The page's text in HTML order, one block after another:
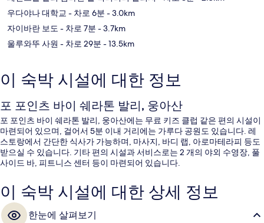
우다야나 대학교 - 차로 6분 - 3.0km
자이바란 보도 - 차로 7분 - 3.7km
울루와뚜 사원 - 차로 29분 - 13.5km
이 숙박 시설에 대한 정보
포 포인츠 바이 쉐라톤 발리, 웅아산
포 포인츠 바이 쉐라톤 발리, 웅아산에는 무료 키즈 클럽 같은 편의 시설이
마련되어 있으며, 걸어서 5분 이내 거리에는 가루다 공원도 있습니다. 레
스토랑에서 간단한 식사가 가능하며, 마사지, 바디 랩, 아로마테라피 등도
받으실 수 있습니다. 기타 편의 시설과 서비스로는 2 개의 야외 수영장, 풀
사이드 바, 피트니스 센터 등이 마련되어 있습니다.
이 숙박 시설에 대한 상세 정보
한눈에 살펴보기